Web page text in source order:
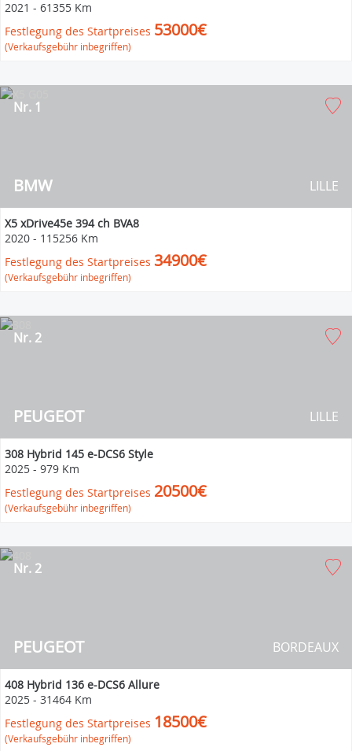
2021 - 61355 Km
Festlegung des Startpreises 53000€
(Verkaufsgebühr inbegriffen)
BMW
Nr. 1
LILLE
X5 xDrive45e 394 ch BVA8
2020 - 115256 Km
Festlegung des Startpreises 34900€
(Verkaufsgebühr inbegriffen)
PEUGEOT
Nr. 2
LILLE
308 Hybrid 145 e-DCS6 Style
2025 - 979 Km
Festlegung des Startpreises 20500€
(Verkaufsgebühr inbegriffen)
PEUGEOT
Nr. 2
BORDEAUX
408 Hybrid 136 e-DCS6 Allure
2025 - 31464 Km
Festlegung des Startpreises 18500€
(Verkaufsgebühr inbegriffen)